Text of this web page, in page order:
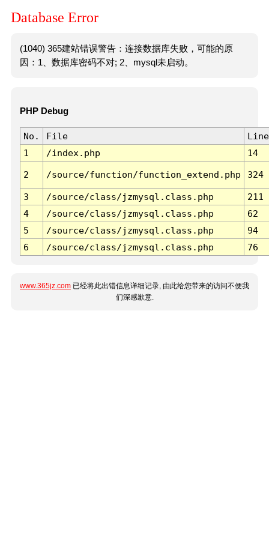
Database Error
(1040) 365建站错误警告：连接数据库失败，可能的原
因：1、数据库密码不对; 2、mysql未启动。
PHP Debug
No. File
Line
1
/index.php 14
2 /source/function/function_extend.php 324
3 /source/class/jzmysql.class.php
211
4
/source/class/jzmysql.class.php
62
5
/source/class/jzmysql.class.php
94
6
/source/class/jzmysql.class.php 76
www.365jz.com 已经将此出错信息详细记录, 由此给您带来的访问不便我
们深感歉意.